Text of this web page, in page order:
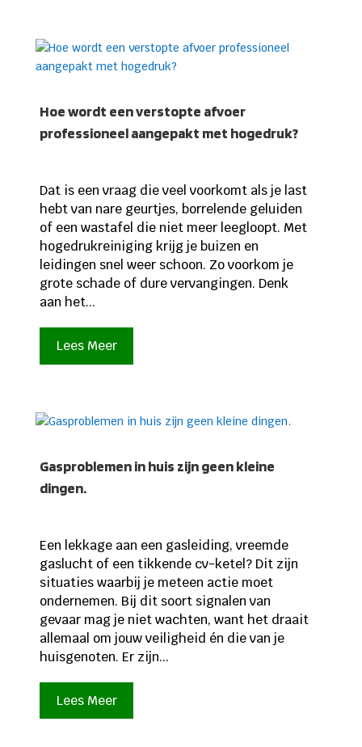
Hoe wordt een verstopte afvoer
professioneel aangepakt met hogedruk?
Dat is een vraag die veel voorkomt als je last
hebt van nare geurtjes, borrelende geluiden
of een wastafel die niet meer leegloopt. Met
hogedrukreiniging krijg je buizen en
leidingen snel weer schoon. Zo voorkom je
grote schade of dure vervangingen. Denk
aan het...
Lees Meer
Gasproblemen in huis zijn geen kleine
dingen.
Een lekkage aan een gasleiding, vreemde
gaslucht of een tikkende cv-ketel? Dit zijn
situaties waarbij je meteen actie moet
ondernemen. Bij dit soort signalen van
gevaar mag je niet wachten, want het draait
allemaal om jouw veiligheid én die van je
huisgenoten. Er zijn...
Lees Meer